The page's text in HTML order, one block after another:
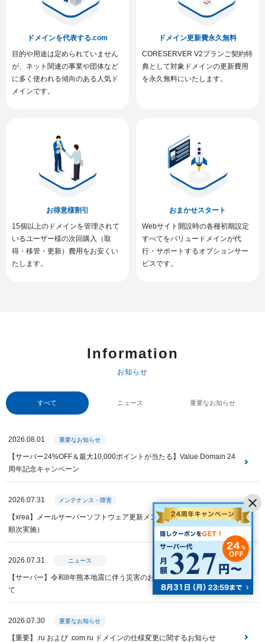
ドメインを代表する.com
目的や用途は定められていません
が、ネット関連の事業や団体など
に多く使われる傾向のある人気ド
メインです。
ドメイン更新費永久無料
CORESERVER V2プランご契約特
典として対象ドメインの更新費用
を永久無料にいたします。
お得意様割引
15個以上のドメインを管理されて
いるユーザー様の次回購入（取
得・移管・更新）費用をお安くい
たします。
おまかせスタート
Webサイト開設時の各種初期設定
すべてをバリュードメインが代
行・サポートするオプションサー
ビスです。
Information
お知らせ
すべて ニュース 重要なお知らせ
2026.08.01 重要なお知らせ
【サーバー24%OFF＆最大10,000ポイントが当たる】Value Domain 24
周年記念キャンペーン
2026.07.31 メンテナンス・障害
【xrea】メールサーバーソフトウェア更新メンテナンス（全サーバー・
順次実施）
2026.07.31 ニュース
【サーバー】令和8年熊本地震に伴う災害のお見舞いと特別措置につい
て
2026.07.30 重要なお知らせ
【重要】.ru および .com.ru ドメインの仕様変更に関するお知らせ